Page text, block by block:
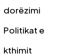
dorëzimi
Politikat e
kthimit